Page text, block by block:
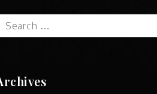
Search